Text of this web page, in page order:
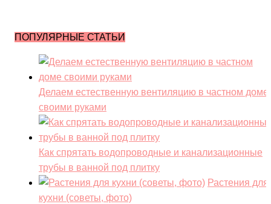
ПОПУЛЯРНЫЕ СТАТЬИ
Делаем естественную вентиляцию в частном доме
своими руками
Как спрятать водопроводные и канализационные
трубы в ванной под плитку
Растения для
кухни (советы, фото)